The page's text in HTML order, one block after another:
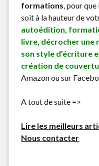
formations, pour
soit à la hauteur de
autoédition,
livre, décrocher une
son style d’écriture
création de
Amazon ou sur
A tout de suite =>
Lire les meilleurs
Nous contacter